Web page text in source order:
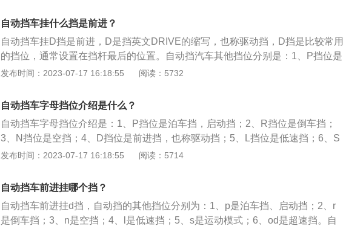
时有一定制动功能，可在坡道等情况下使用。
自动挡车挂什么挡是前进？
自动挡车挂D挡是前进，D是挡英文DRIVE的缩写，也称驱动挡，D挡是比较常用
的挡位，通常设置在挡杆最后的位置。自动挡汽车其他挡位分别是：1、P挡位是
泊车挡，启动挡；2、R挡位是倒车挡；3、N挡位是空挡；4、L挡位是低速挡；
匙发动车辆；2、右脚踩住刹车，放下手刹；3、将挡位从P挡换到D挡；4、挡位
换到D挡后，右脚缓缓抬起刹车即可。
发布时间：2023-07-17 16:18:55 阅读：5732
自动挡车字母挡位介绍是什么？
自动挡车字母挡位介绍是：1、P挡位是泊车挡，启动挡；2、R挡位是倒车挡；
3、N挡位是空挡；4、D挡位是前进挡，也称驱动挡；5、L挡位是低速挡；6、S
挡位是运动模式；7、OD挡位是超速挡。自动挡是不用驾驶者去手动换挡，车辆
箱传递出去的。自动变速箱分为：液力自动变速器、液压传动自动变速器、电力
传动自动变速器。
发布时间：2023-07-17 16:18:55 阅读：5714
自动挡车前进挂哪个挡？
自动挡车前进挂d挡，自动挡的其他挡位分别为：1、p是泊车挡、启动挡；2、r
是倒车挡；3、n是空挡；4、l是低速挡；5、s是运动模式；6、od是超速挡。自